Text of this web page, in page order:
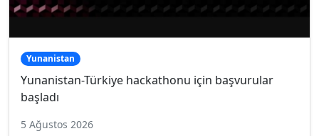
Yunanistan
Yunanistan-Türkiye hackathonu için başvurular
başladı
5 Ağustos 2026